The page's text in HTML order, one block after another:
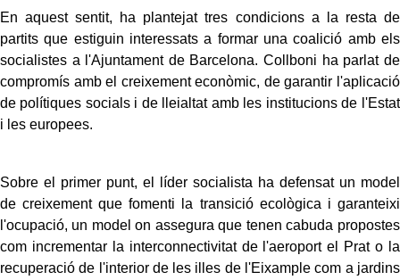
En aquest sentit, ha plantejat tres condicions a la resta de
partits que estiguin interessats a formar una coalició amb els
socialistes a l'Ajuntament de Barcelona. Collboni ha parlat de
compromís amb el creixement econòmic, de garantir l'aplicació
de polítiques socials i de lleialtat amb les institucions de l'Estat
i les europees.
Sobre el primer punt, el líder socialista ha defensat un model
de creixement que fomenti la transició ecològica i garanteixi
l'ocupació, un model on assegura que tenen cabuda propostes
com incrementar la interconnectivitat de l'aeroport el Prat o la
recuperació de l'interior de les illes de l'Eixample com a jardins